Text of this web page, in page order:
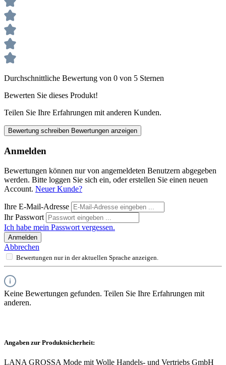
Durchschnittliche Bewertung von 0 von 5 Sternen
Bewerten Sie dieses Produkt!
Teilen Sie Ihre Erfahrungen mit anderen Kunden.
Bewertung schreiben Bewertungen anzeigen
Anmelden
Bewertungen können nur von angemeldeten Benutzern abgegeben
werden. Bitte loggen Sie sich ein, oder erstellen Sie einen neuen
Account. Neuer Kunde?
Ihre E-Mail-Adresse
Ihr Passwort
Ich habe mein Passwort vergessen.
Anmelden
Abbrechen
Bewertungen nur in der aktuellen Sprache anzeigen.
Keine Bewertungen gefunden. Teilen Sie Ihre Erfahrungen mit
anderen.
Angaben zur Produktsicherheit:
LANA GROSSA Mode mit Wolle Handels- und Vertriebs GmbH